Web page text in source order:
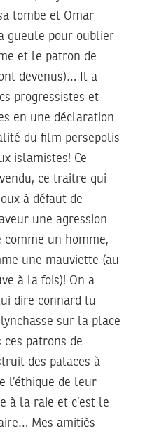
tombe et Omar
gueule pour oublier
et le patron de
devenus)… Il a
progressistes et
en une déclaration
du film persepolis
islamistes! Ce
ce traitre qui
à défaut de
une agression
un homme,
une mauviette (au
à la fois)! On a
dire connard tu
sur la place
patrons de
des palaces à
l’éthique de leur
à la raie et c’est le
Mes amitiès